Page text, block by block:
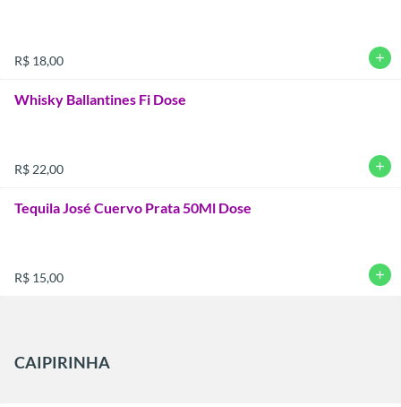
R$ 18,00 add
Whisky Ballantines Fi Dose
R$ 22,00 add
Tequila José Cuervo Prata 50Ml Dose
R$ 15,00 add
CAIPIRINHA